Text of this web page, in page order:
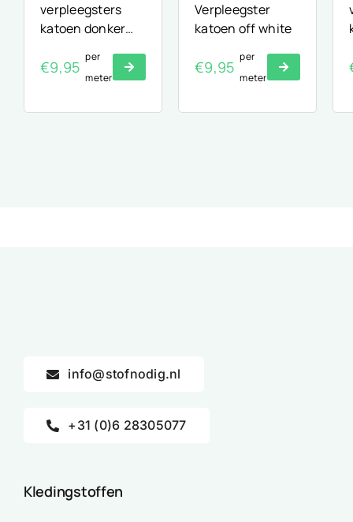
verpleegsters
katoen donker
€9,95
per
meter
Verpleegster
katoen off white
€9,95
per
meter
info@stofnodig.nl
+31 (0)6 28305077
Kledingstoffen